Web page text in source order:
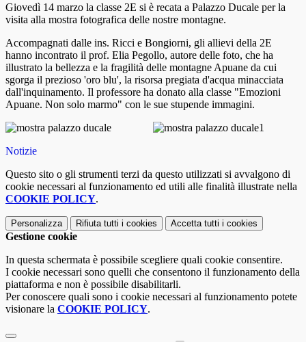
Giovedì 14 marzo la classe 2E si è recata a Palazzo Ducale per la
visita alla mostra fotografica delle nostre montagne.
Accompagnati dalle ins. Ricci e Bongiorni, gli allievi della 2E
hanno incontrato il prof. Elia Pegollo, autore delle foto, che ha
illustrato la bellezza e la fragilità delle montagne Apuane da cui
sgorga il prezioso 'oro blu', la risorsa pregiata d'acqua minacciata
dall'inquinamento. Il professore ha donato alla classe "Emozioni
Apuane. Non solo marmo" con le sue stupende immagini.
Notizie
Questo sito o gli strumenti terzi da questo utilizzati si avvalgono di
cookie necessari al funzionamento ed utili alle finalità illustrate nella
COOKIE POLICY.
Personalizza Rifiuta tutti i cookies Accetta tutti i cookies
Gestione cookie
In questa schermata è possibile scegliere quali cookie consentire.
I cookie necessari sono quelli che consentono il funzionamento della
piattaforma e non è possibile disabilitarli.
Per conoscere quali sono i cookie necessari al funzionamento potete
visionare la COOKIE POLICY.